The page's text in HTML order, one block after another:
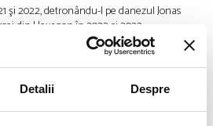
Detalii Despre
şi 2022, detronându-l pe danezul Jonas
din Hexagon în 2022 şi 2023.
de 66.000 de euro pentru cele şase
2024?